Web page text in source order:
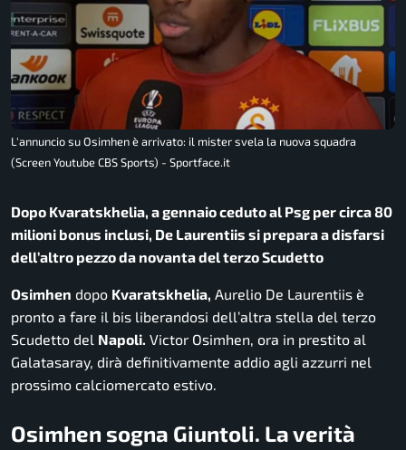
L'annuncio su Osimhen è arrivato: il mister svela la nuova squadra
(Screen Youtube CBS Sports) - Sportface.it
Dopo Kvaratskhelia, a gennaio ceduto al Psg per circa 80
milioni bonus inclusi, De Laurentiis si prepara a disfarsi
dell’altro pezzo da novanta del terzo Scudetto
Osimhen dopo Kvaratskhelia, Aurelio De Laurentiis è
pronto a fare il bis liberandosi dell’altra stella del terzo
Scudetto del Napoli. Victor Osimhen, ora in prestito al
Galatasaray, dirà definitivamente addio agli azzurri nel
prossimo calciomercato estivo.
Osimhen sogna Giuntoli. La verità